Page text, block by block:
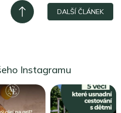
DALŠÍ ČLÁNEK
Instagramu